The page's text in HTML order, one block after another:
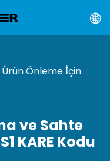
Önleme İçin
ve Sahte
KARE Kodu